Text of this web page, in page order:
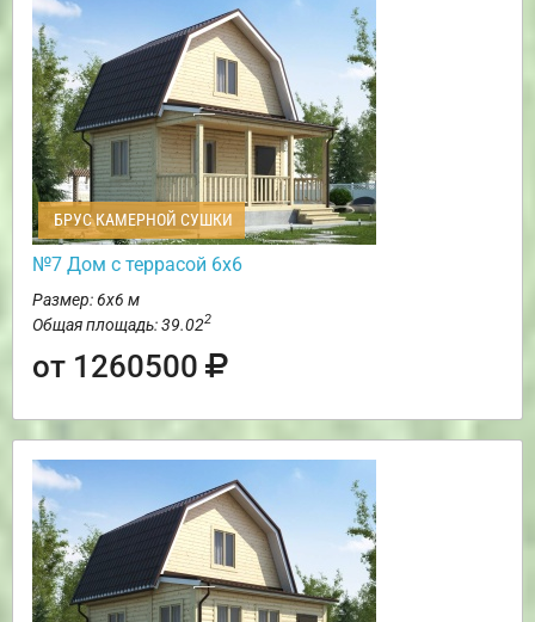
БРУС КАМЕРНОЙ СУШКИ
№7 Дом с террасой 6х6
Размер: 6х6 м
Общая площадь: 39.022
от 1260500